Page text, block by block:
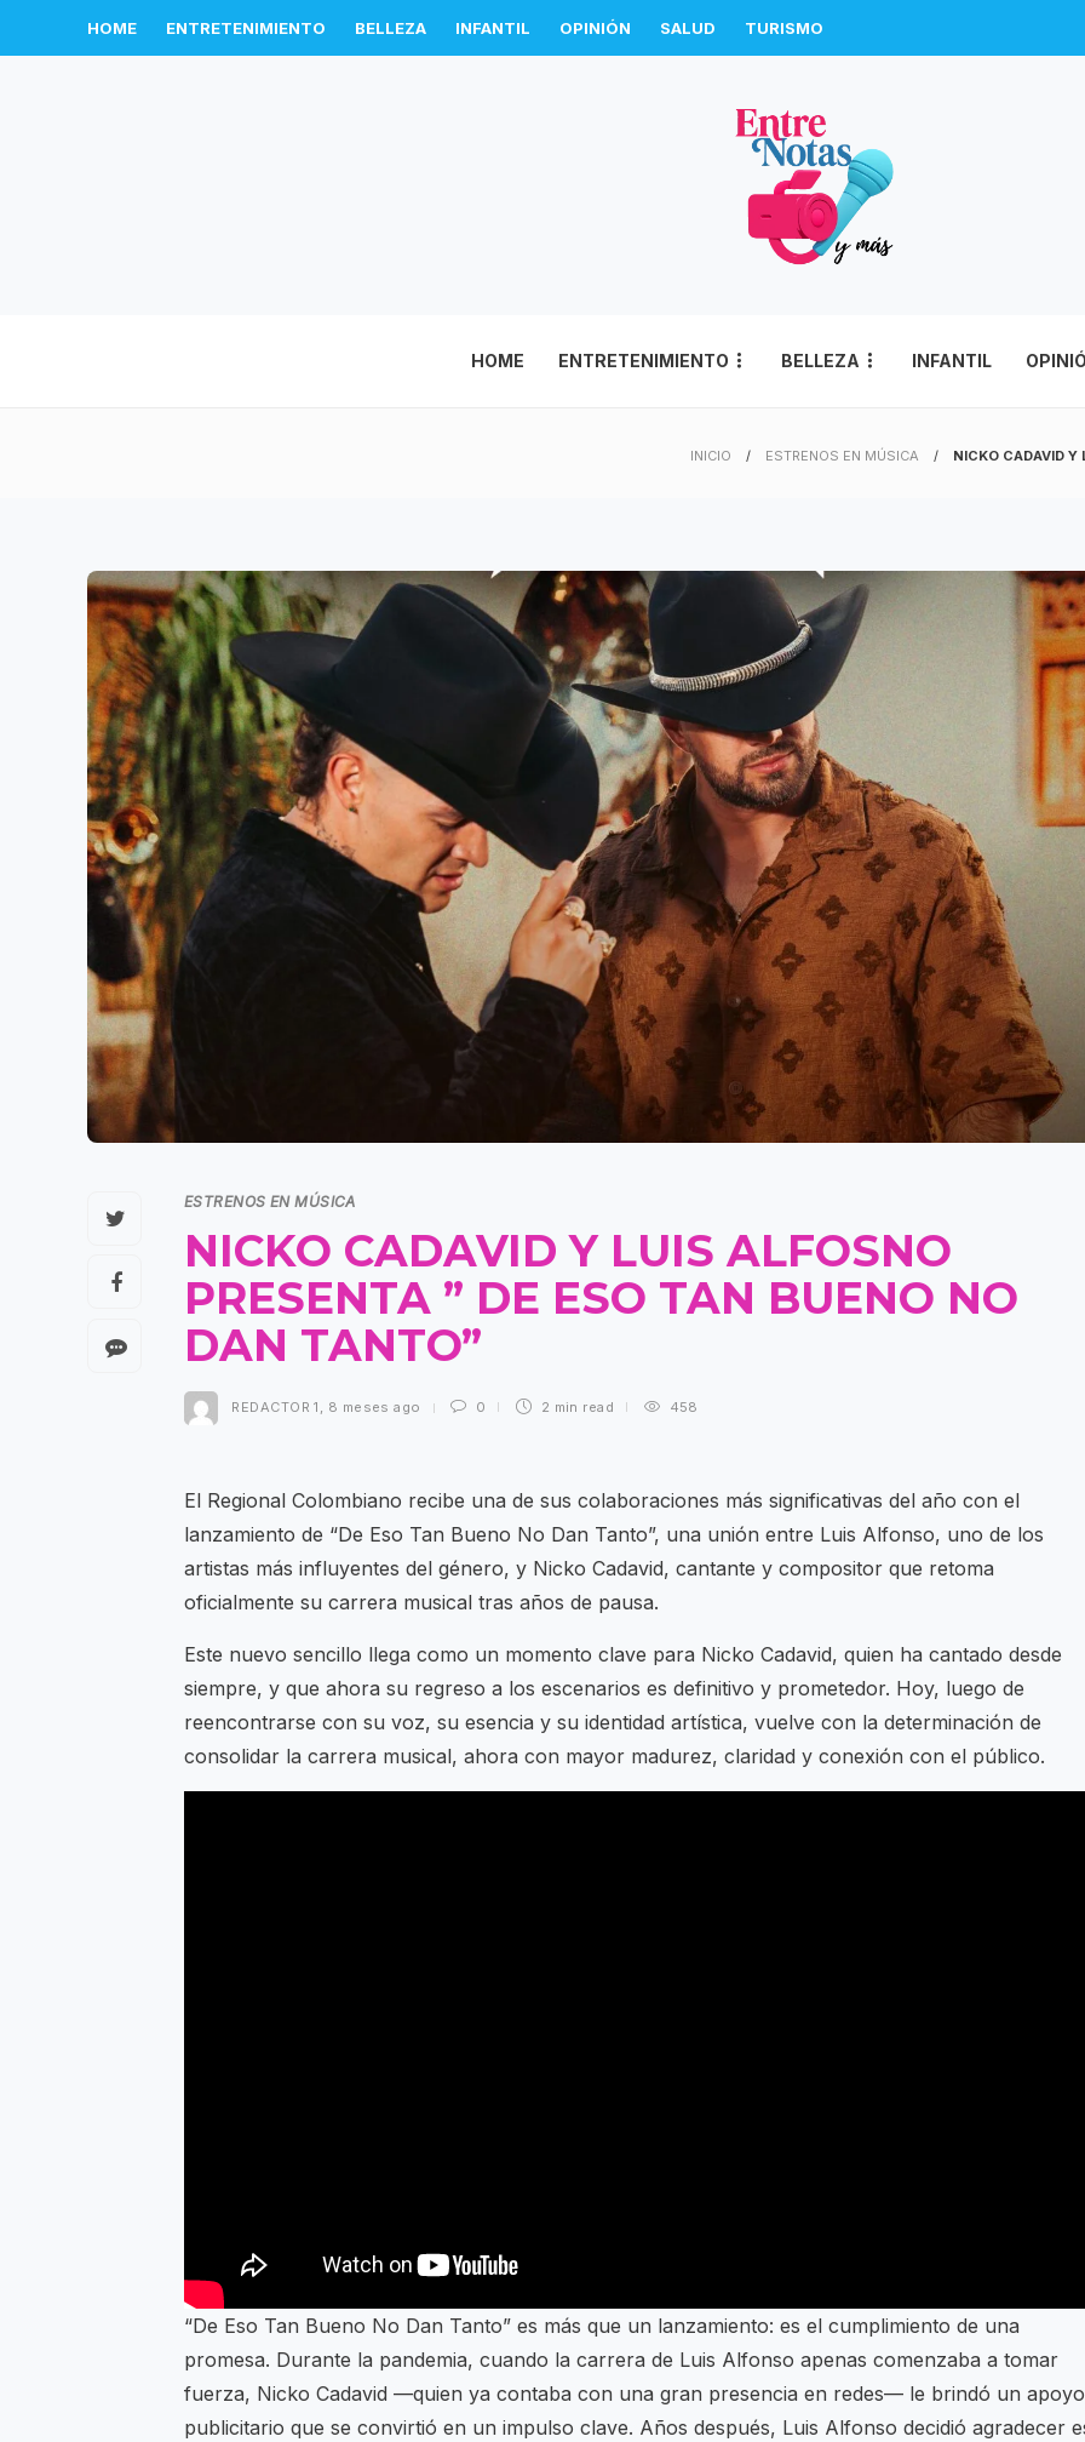
HOME ENTRETENIMIENTO BELLEZA INFANTIL OPINIÓN SALUD TURISMO
HOME ENTRETENIMIENTO BELLEZA INFANTIL
INICIO ESTRENOS EN MÚSICA NICKO CADAVID Y
ESTRENOS EN MÚSICA
NICKO CADAVID Y LUIS ALFOSNO
PRESENTA ” DE ESO TAN BUENO NO
DAN TANTO”
REDACTOR 1 , 8 meses ago 0 2 min read 458
El Regional Colombiano recibe una de sus colaboraciones más significativas del año con el
lanzamiento de “De Eso Tan Bueno No Dan Tanto”, una unión entre Luis Alfonso, uno de los
artistas más influyentes del género, y Nicko Cadavid, cantante y compositor que retoma
oficialmente su carrera musical tras años de pausa.
Este nuevo sencillo llega como un momento clave para Nicko Cadavid, quien ha cantado desde
siempre, y que ahora su regreso a los escenarios es definitivo y prometedor. Hoy, luego de
reencontrarse con su voz, su esencia y su identidad artística, vuelve con la determinación de
consolidar la carrera musical, ahora con mayor madurez, claridad y conexión con el público.
“De Eso Tan Bueno No Dan Tanto” es más que un lanzamiento: es el cumplimiento de una
promesa. Durante la pandemia, cuando la carrera de Luis Alfonso apenas comenzaba a tomar
fuerza, Nicko Cadavid —quien ya contaba con una gran presencia en redes— le brindó un apoyo
publicitario que se convirtió en un impulso clave. Años después, Luis Alfonso decidió agradecer